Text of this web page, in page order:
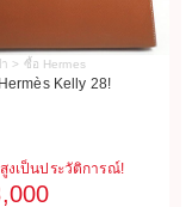
า > ซื้อ Hermes
Kelly 28!
งเป็นประวัติการณ์!